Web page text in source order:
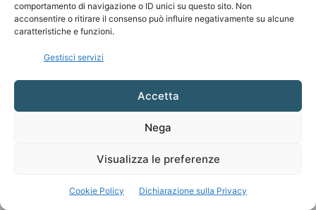
comportamento di navigazione o ID unici su questo sito. Non
acconsentire o ritirare il consenso può influire negativamente su alcune
caratteristiche e funzioni.
Gestisci servizi
Accetta
Nega
Visualizza le preferenze
Cookie Policy Dichiarazione sulla Privacy